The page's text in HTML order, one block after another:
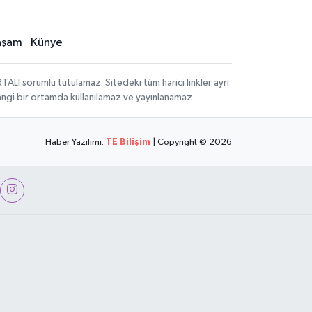
Künye
sorumlu tutulamaz. Sitedeki tüm harici linkler ayrı
bir ortamda kullanılamaz ve yayınlanamaz
Haber Yazılımı: TE Bilişim | Copyright © 2026